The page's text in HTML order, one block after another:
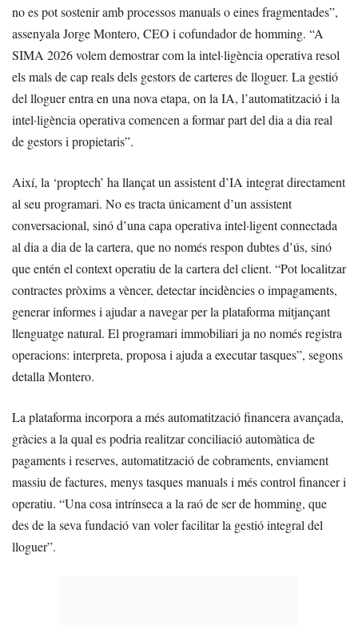
no es pot sostenir amb processos manuals o eines fragmentades”,
assenyala Jorge Montero, CEO i cofundador de homming. “A
SIMA 2026 volem demostrar com la intel·ligència operativa resol
els mals de cap reals dels gestors de carteres de lloguer. La gestió
del lloguer entra en una nova etapa, on la IA, l’automatització i la
intel·ligència operativa comencen a formar part del dia a dia real
de gestors i propietaris”.
Així, la ‘proptech’ ha llançat un assistent d’IA integrat directament
al seu programari. No es tracta únicament d’un assistent
conversacional, sinó d’una capa operativa intel·ligent connectada
al dia a dia de la cartera, que no només respon dubtes d’ús, sinó
que entén el context operatiu de la cartera del client. “Pot localitzar
contractes pròxims a vèncer, detectar incidències o impagaments,
generar informes i ajudar a navegar per la plataforma mitjançant
llenguatge natural. El programari immobiliari ja no només registra
operacions: interpreta, proposa i ajuda a executar tasques”, segons
detalla Montero.
La plataforma incorpora a més automatització financera avançada,
gràcies a la qual es podria realitzar conciliació automàtica de
pagaments i reserves, automatització de cobraments, enviament
massiu de factures, menys tasques manuals i més control financer i
operatiu. “Una cosa intrínseca a la raó de ser de homming, que
des de la seva fundació van voler facilitar la gestió integral del
lloguer”.